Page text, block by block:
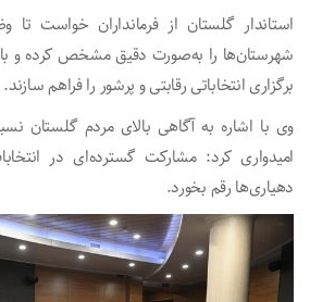
استاندار گلستان از فرمانداران خواست تا
شهرستان‌ها را به‌صورت دقیق مشخص کرده و با
برگزاری انتخاباتی رقابتی و پرشور را فراهم سازند.
وی با اشاره به آگاهی بالای مردم گلستان
امیدواری کرد: مشارکت گسترده‌ای در
دهیاری‌ها رقم بخورد.